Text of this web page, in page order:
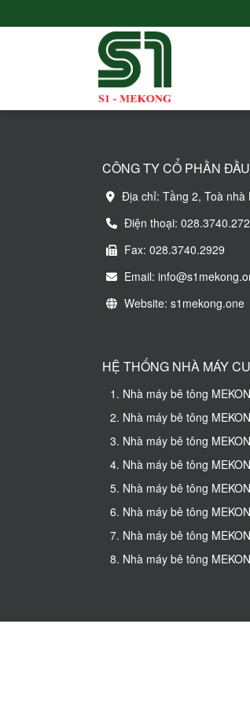
CÔNG TY CỔ PHẦN
Địa chỉ: Tầng 2, Toà nhà
Điện thoại:
Fax: 028.3740.2929
Email:
Website: s1mekong.one
HỆ THỐNG NHÀ MÁY
1. Nhà máy bê tông
2. Nhà máy bê tông
3. Nhà máy bê tông
4. Nhà máy bê tông
5. Nhà máy bê tông
6. Nhà máy bê tông
7. Nhà máy bê tông
8. Nhà máy bê tông